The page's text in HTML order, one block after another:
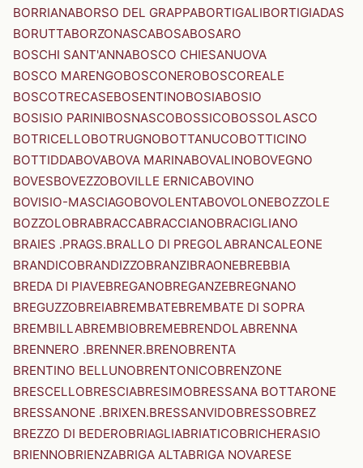
BORRIANABORSO DEL GRAPPABORTIGALIBORTIGIADAS
BORUTTABORZONASCABOSABOSARO
BOSCHI SANT'ANNABOSCO CHIESANUOVA
BOSCO MARENGOBOSCONEROBOSCOREALE
BOSCOTRECASEBOSENTINOBOSIABOSIO
BOSISIO PARINIBOSNASCOBOSSICOBOSSOLASCO
BOTRICELLOBOTRUGNOBOTTANUCOBOTTICINO
BOTTIDDABOVABOVA MARINABOVALINOBOVEGNO
BOVESBOVEZZOBOVILLE ERNICABOVINO
BOVISIO-MASCIAGOBOVOLENTABOVOLONEBOZZOLE
BOZZOLOBRABRACCABRACCIANOBRACIGLIANO
BRAIES .PRAGS.BRALLO DI PREGOLABRANCALEONE
BRANDICOBRANDIZZOBRANZIBRAONEBREBBIA
BREDA DI PIAVEBREGANOBREGANZEBREGNANO
BREGUZZOBREIABREMBATEBREMBATE DI SOPRA
BREMBILLABREMBIOBREMEBRENDOLABRENNA
BRENNERO .BRENNER.BRENOBRENTA
BRENTINO BELLUNOBRENTONICOBRENZONE
BRESCELLOBRESCIABRESIMOBRESSANA BOTTARONE
BRESSANONE .BRIXEN.BRESSANVIDOBRESSOBREZ
BREZZO DI BEDEROBRIAGLIABRIATICOBRICHERASIO
BRIENNOBRIENZABRIGA ALTABRIGA NOVARESE